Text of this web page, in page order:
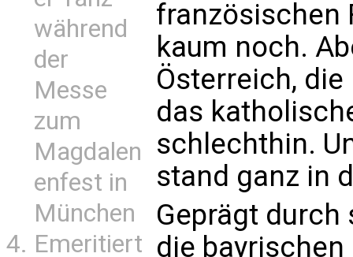
während
der
Messe
zum
Magdalen
enfest in
München
Emeritiert
französischen
kaum noch.
Österreich,
das
schlechthin.
stand ganz in
Geprägt
die